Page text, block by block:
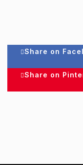
Share on
Share on